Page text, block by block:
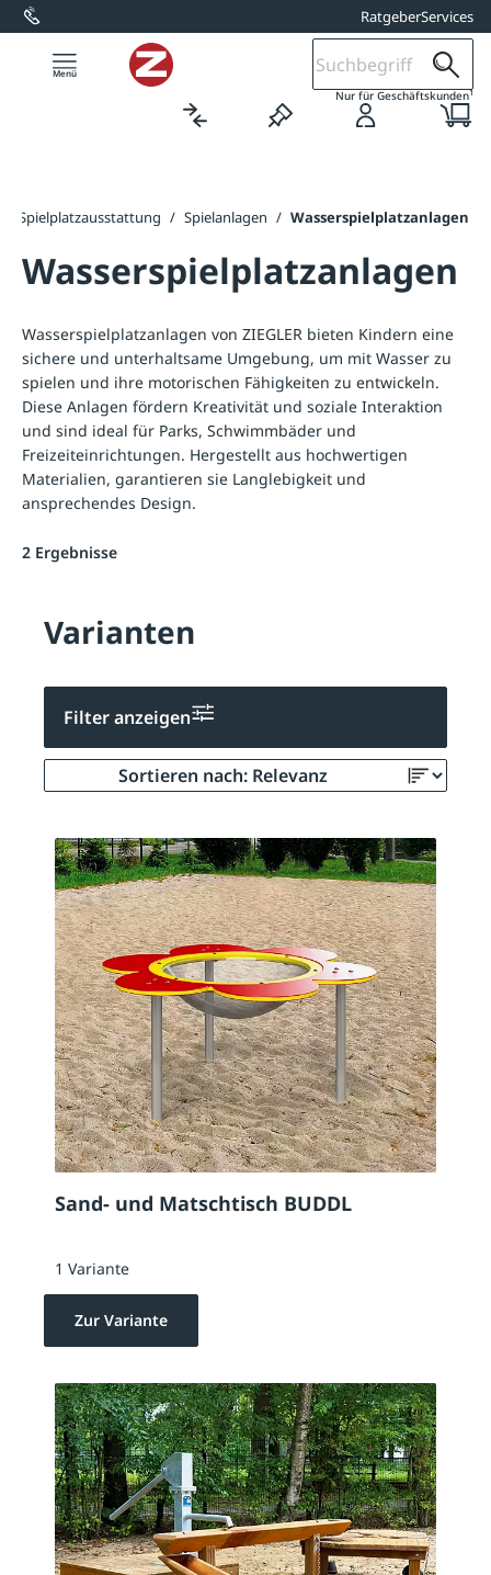
springen RatgeberServices
Nur für Geschäftskunden1
Spielplatzausstattung / Spielanlagen / Wasserspielplatzanlagen
Wasserspielplatzanlagen
Wasserspielplatzanlagen von ZIEGLER bieten Kindern eine
sichere und unterhaltsame Umgebung, um mit Wasser zu
spielen und ihre motorischen Fähigkeiten zu entwickeln.
Diese Anlagen fördern Kreativität und soziale Interaktion
und sind ideal für Parks, Schwimmbäder und
Freizeiteinrichtungen. Hergestellt aus hochwertigen
Materialien, garantieren sie Langlebigkeit und
ansprechendes Design.
2 Ergebnisse
Varianten
Filter anzeigen
Sand- und Matschtisch BUDDL
1 Variante
Zur Variante